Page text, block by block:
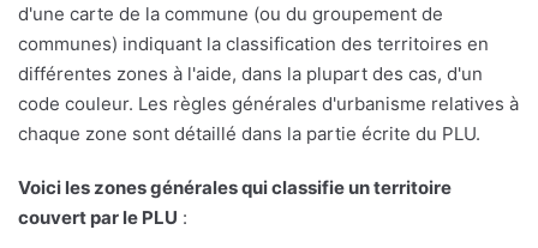
d'une carte de la commune (ou du groupement de
communes) indiquant la classification des territoires en
différentes zones à l'aide, dans la plupart des cas, d'un
code couleur. Les règles générales d'urbanisme relatives à
chaque zone sont détaillé dans la partie écrite du PLU.
Voici les zones générales qui classifie un territoire
couvert par le PLU :